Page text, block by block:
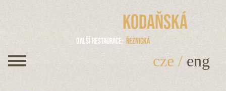
Kodaňská
Další restaurace Řeznická
cze / eng